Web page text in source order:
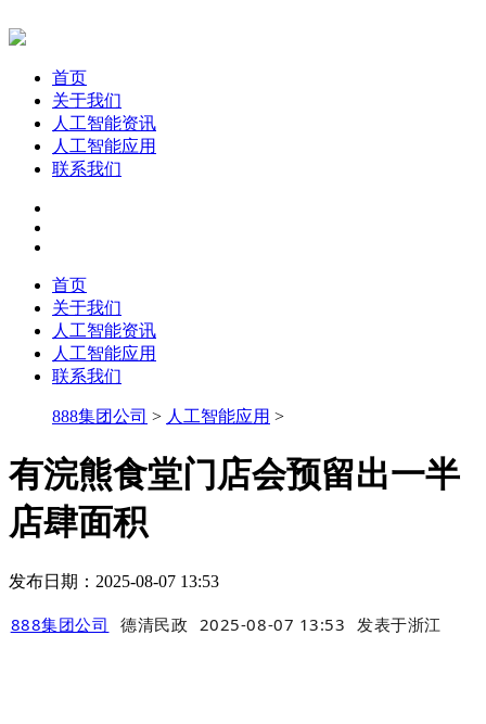
首页
关于我们
人工智能资讯
人工智能应用
联系我们
首页
关于我们
人工智能资讯
人工智能应用
联系我们
888集团公司 > 人工智能应用 >
有浣熊食堂门店会预留出一半
店肆面积
发布日期：2025-08-07 13:53
888集团公司 德清民政 2025-08-07 13:53 发表于浙江